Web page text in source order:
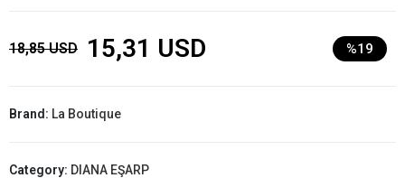
18,85 USD 15,31 USD %19
Brand: La Boutique
Category: DIANA EŞARP